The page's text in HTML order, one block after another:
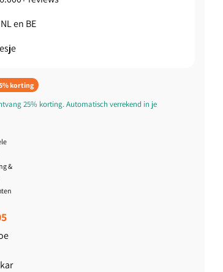
en BE
korting
25% korting. Automatisch verrekend in je
&